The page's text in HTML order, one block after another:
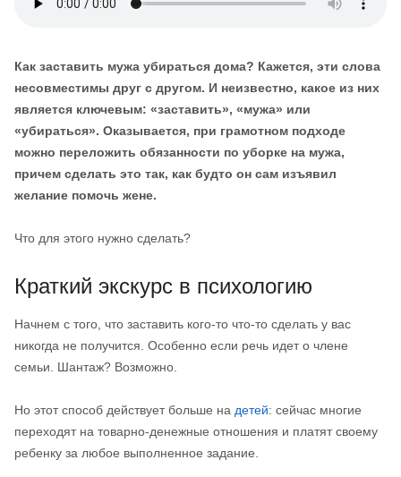
Как заставить мужа убираться дома? Кажется, эти слова
несовместимы друг с другом. И неизвестно, какое из них
является ключевым: «заставить», «мужа» или
«убираться». Оказывается, при грамотном подходе
можно переложить обязанности по уборке на мужа,
причем сделать это так, как будто он сам изъявил
желание помочь жене.
Что для этого нужно сделать?
Краткий экскурс в психологию
Начнем с того, что заставить кого-то что-то сделать у вас
никогда не получится. Особенно если речь идет о члене
семьи. Шантаж? Возможно.
Но этот способ действует больше на детей: сейчас многие
переходят на товарно-денежные отношения и платят своему
ребенку за любое выполненное задание.